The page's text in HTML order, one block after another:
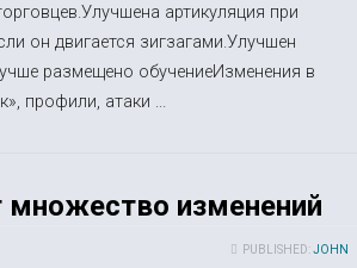
артикуляция при
он двигается зигзагами.Улучшен
размещено обучениеИзменения в
профили, атаки ...
множество изменений
PUBLISHED:JOHN